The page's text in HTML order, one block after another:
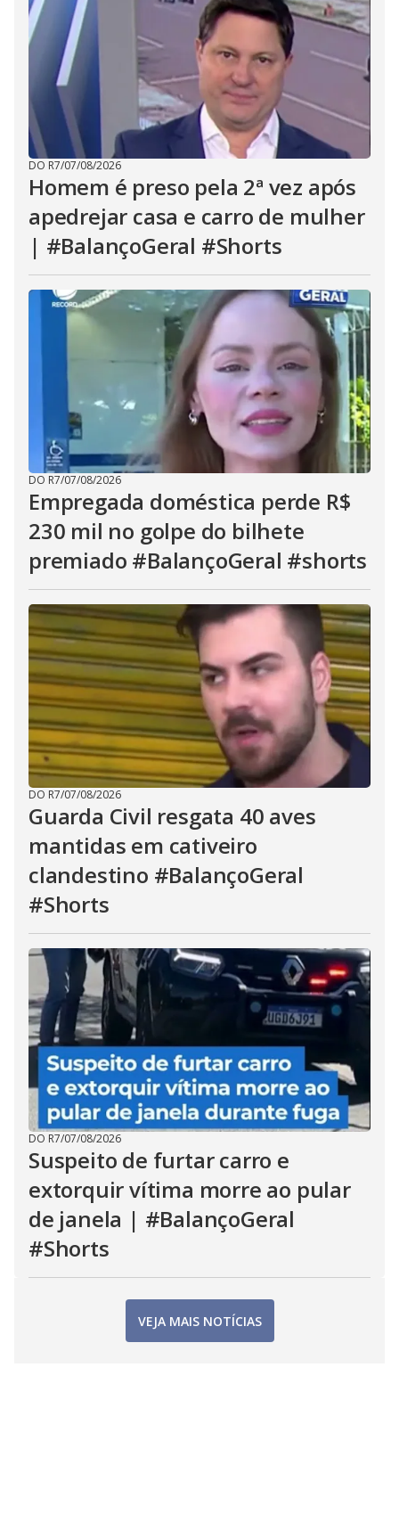
DO R7/07/08/2026
Homem é preso pela 2ª vez após
apedrejar casa e carro de mulher
| #BalançoGeral #Shorts
DO R7/07/08/2026
Empregada doméstica perde R$
230 mil no golpe do bilhete
premiado #BalançoGeral #shorts
DO R7/07/08/2026
Guarda Civil resgata 40 aves
mantidas em cativeiro
clandestino #BalançoGeral
#Shorts
DO R7/07/08/2026
Suspeito de furtar carro e
extorquir vítima morre ao pular
de janela | #BalançoGeral
#Shorts
VEJA MAIS NOTÍCIAS